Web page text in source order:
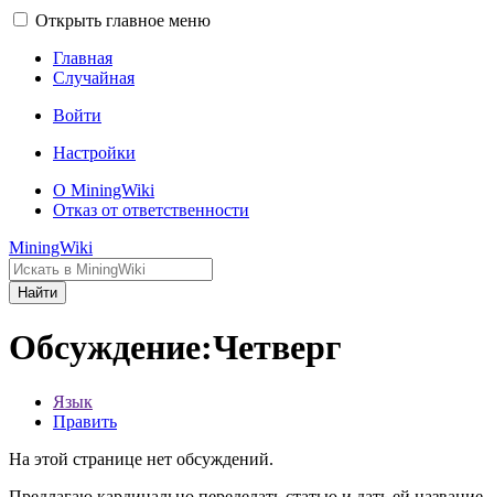
Открыть главное меню
Главная
Случайная
Войти
Настройки
О MiningWiki
Отказ от ответственности
MiningWiki
Найти
Обсуждение:Четверг
Язык
Править
На этой странице нет обсуждений.